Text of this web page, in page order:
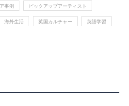
事例 ピックアップアーティスト
海外生活 英国カルチャー 英語学習